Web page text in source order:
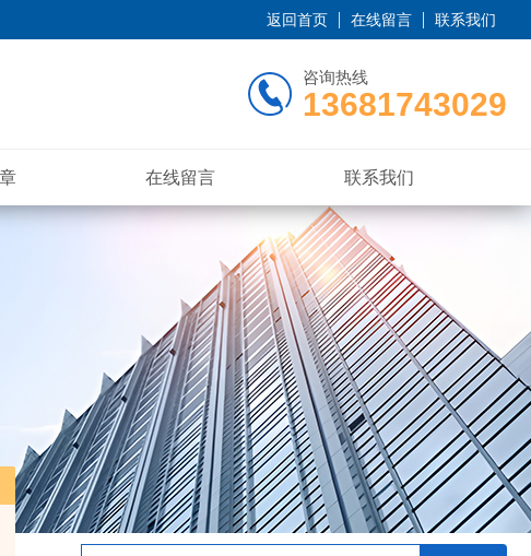
返回首页 在线留言 联系我们
咨询热线
13681743029
在线留言 联系我们